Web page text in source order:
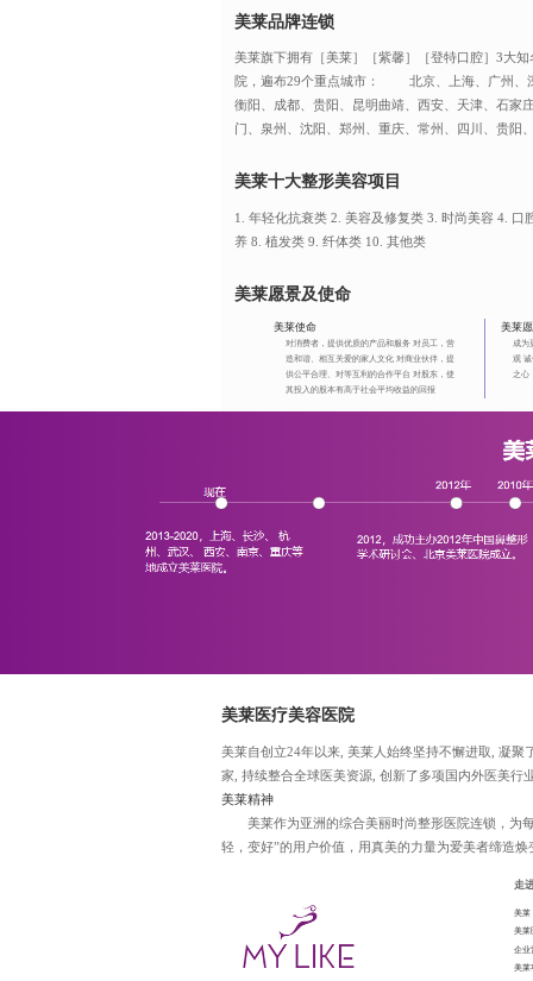
美莱品牌连锁
美莱旗下拥有［美莱］［紫馨］［登特口腔］3大
院，遍布29个重点城市： 北京、上海、广州、
衡阳、成都、贵阳、昆明曲靖、西安、天津、石家
门、泉州、沈阳、郑州、重庆、常州、四川、贵阳
美莱十大整形美容项目
1. 年轻化抗衰类 2. 美容及修复类 3. 时尚美容 4. 口
养 8. 植发类 9. 纤体类 10. 其他类
美莱愿景及使命
美莱使命
对消费者，提供优质的产品和服务 对员工，营
造和谐、相互关爱的家人文化 对商业伙伴，提
供公平合理、对等互利的合作平台 对股东，使
其投入的股本有高于社会平均收益的回报
美莱
成为
观 诚
之心
美莱医疗美容医院
美莱自创立24年以来, 美莱人始终坚持不懈进取, 凝聚
家, 持续整合全球医美资源, 创新了多项国内外医美行
美莱精神
美莱作为亚洲的综合美丽时尚整形医院连锁，为每
轻，变好”的用户价值，用真美的力量为爱美者缔造焕
走
美莱
美莱
企业
美莱